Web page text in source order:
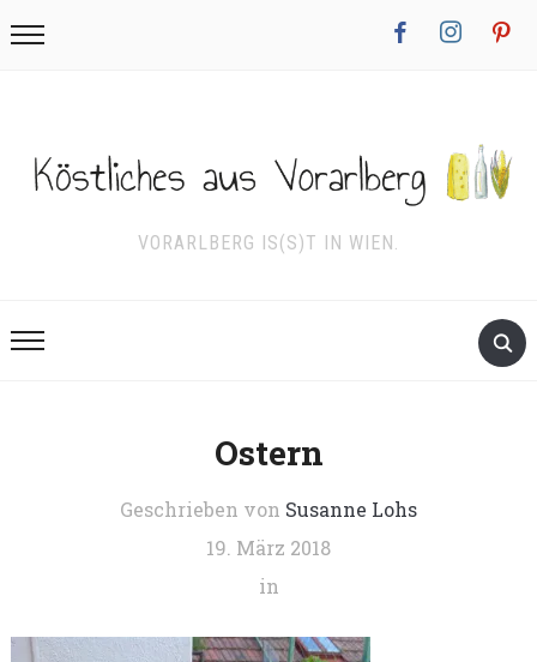
facebook instagrampinterest
VORARLBERG IS(S)T IN WIEN.
Ostern
Geschrieben von Susanne Lohs
19. März 2018
in